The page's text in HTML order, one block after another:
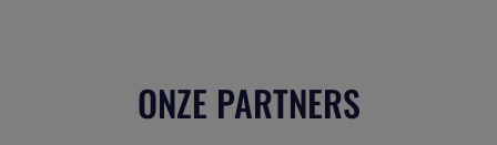
ONZE PARTNERS